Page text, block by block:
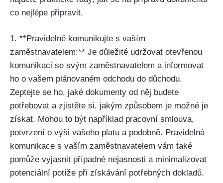
co nejlépe připravit.
1. **Pravidelně komunikujte s vaším
zaměstnavatelem:** Je důležité udržovat otevřenou
komunikaci se svým zaměstnavatelem a informovat
ho o vašem plánovaném odchodu do důchodu.
Zeptejte se ho, jaké dokumenty od něj budete
potřebovat a zjistěte si, jakým způsobem je možné je
získat. Mohou to být například pracovní smlouva,
potvrzení o výši vašeho platu a podobně. Pravidelná
komunikace s vaším zaměstnavatelem vám také
pomůže vyjasnit případné nejasnosti a minimalizovat
potenciální potíže při získávání potřebných dokladů.